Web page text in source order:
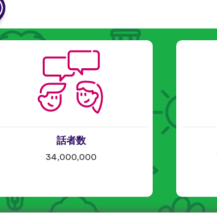
話者数
34,000,000